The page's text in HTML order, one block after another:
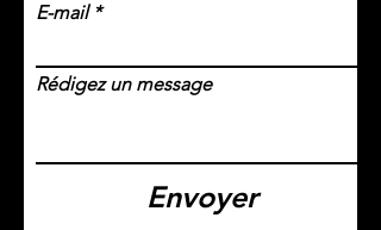
E-mail
Rédigez un message
Envoyer